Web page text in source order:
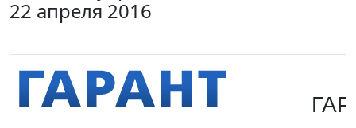
22 апреля 2016